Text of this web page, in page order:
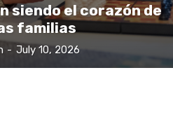
siendo el corazón de
familias
- July 10, 2026